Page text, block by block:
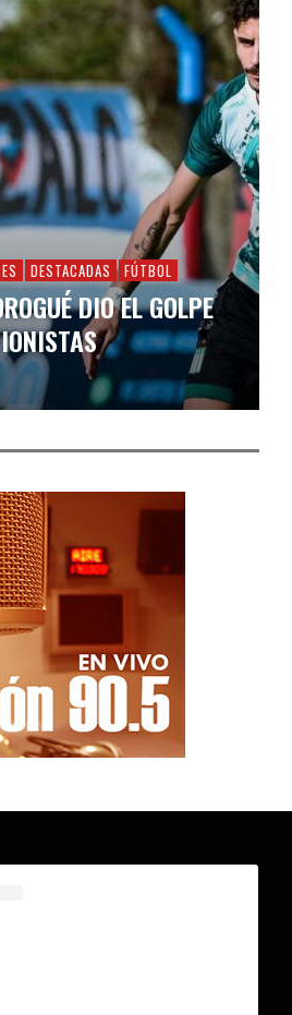
DESTACADAS FÚTBOL
DIO EL GOLPE